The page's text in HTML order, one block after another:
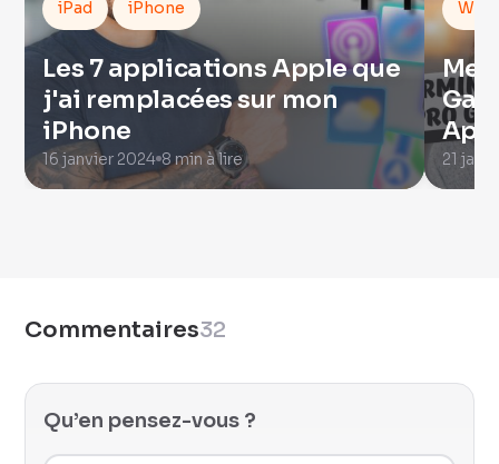
iPad iPhone
Les 7 applications Apple que
j'ai remplacées sur mon
iPhone
16 janvier 2024 8 min à lire 21
Commentaires32
Qu’en pensez-vous ?